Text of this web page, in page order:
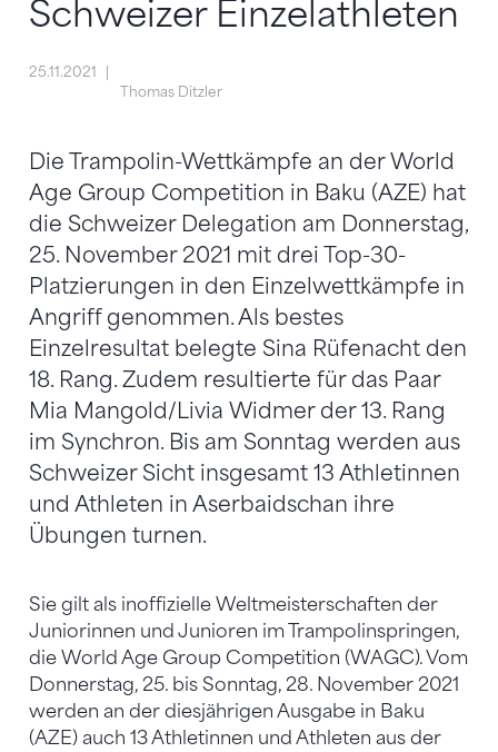
Schweizer Einzelathleten
25.11.2021
Thomas Ditzler
Die Trampolin-Wettkämpfe an der World
Age Group Competition in Baku (AZE) hat
die Schweizer Delegation am Donnerstag,
25. November 2021 mit drei Top-30-
Platzierungen in den Einzelwettkämpfe in
Angriff genommen. Als bestes
Einzelresultat belegte Sina Rüfenacht den
18. Rang. Zudem resultierte für das Paar
Mia Mangold/Livia Widmer der 13. Rang
im Synchron. Bis am Sonntag werden aus
Schweizer Sicht insgesamt 13 Athletinnen
und Athleten in Aserbaidschan ihre
Übungen turnen.
Sie gilt als inoffizielle Weltmeisterschaften der
Juniorinnen und Junioren im Trampolinspringen,
die World Age Group Competition (WAGC). Vom
Donnerstag, 25. bis Sonntag, 28. November 2021
werden an der diesjährigen Ausgabe in Baku
(AZE) auch 13 Athletinnen und Athleten aus der